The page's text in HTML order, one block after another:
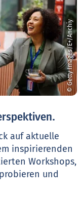
© Getty Images/E+/Anchiy
auf aktuelle
inspirierenden
Workshops,
und